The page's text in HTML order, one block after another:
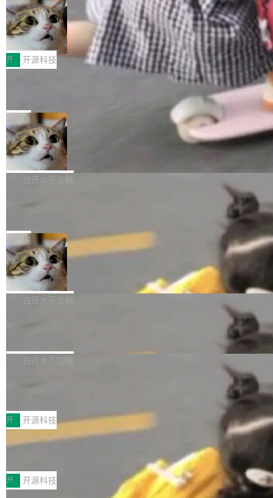
哪些组合有效，作者说，你得靠"文档、校验、或
者部落知识"。 换个写法。Rust 的 enum，两个
变体：Switchable...
有科技公司做的一样。只不过，实际上它不一
样。这是 Sandstorm.io 的重制版，我十年前的
那个创业公司。不同的是，这次它构建在 Cloudf
lare Workers 上——我花了九年时间搭建的平台
——并且深度集成了 AI。这基本上是我十年秘密
Workers 和 Durable Objects 的守护进程。 设
计思路很直接：每个对象是一个独立的 SQLite
数据库，按名称寻址，复制到你自己的 S3 兼容
存储库里。节点之间只通过这个存储库协调——
没有控制平面，没有共识协议。每个对象自带一
个小型数据库，应用天然按分片构建，单个数据
库的竞争和爆炸半径问题在设计层面就被消除
了。 闲置的 cell 会休眠到几乎不占资源。当 cel
l 迁移或唤醒时，新宿主从 S3 恢复 SQLite 数据
库继续执行。存储库是持久化的唯一真相...
鲁大师7月新机性能/流畅/AI榜：vivo夺
性能、流畅双第一，三星Galaxy Z系列
新折叠缺席
2026年7月的手机市场，由于存储等硬件成本暴
增，手机厂商的日子也不好过啊，新机速度明显
放缓，因此硝烟味淡了许多。新机参数规格除开
高价的三星折叠（三星Galaxy Z Fold8 Ultra / Z
Fold8 / Z Flip8）外，其余要么是中低端机器，
例如iQOO Z11i、REDMI Note 17、REDMI No
te 17 Pro、OPPO K15，要么是vivo X300 E这
样的次旗舰。 Galaxy Z Fold8 Ultra / Z Fold8 /
Z Flip8三款折叠屏新机均在7月22日发布，且全
部搭载骁龙8 Elite Gen5 for Galaxy，它们本该
开 开源科技
Zed 编辑器团队发布了新项目——DeltaDB，一
个在 git commit 之间记录每一次编辑操作的版
本控制系统。目前处于 Early Access 阶段。 De
ltaDB 的核心思路直接写在 landing page 最显
眼的位置：「Software is made between com
mits」——软件是在 commit 之间写出来的。git
是把这段空隙补上。 回退到任何一次编辑：Delt
aDB 捕获 commit 之间的每一次操作，...
局
SpaceXAI 单季资本开支达 183 亿美元
根据风险投资人Tomer Tunguz 博客（VC 分
析）披露的最新分析与第二季度业绩报告，Spac
微软同期总资本开支的四成。 与亚马逊、Alpha
bet、微软以及 Meta 等传统科技巨头相比，Spa
ceXAI的资金消耗速度尤为引人瞩目。然而，支
撑庞大支出的资金来源却呈现出截然不同的面
貌。数据显示，微软和 Meta 主要依托充沛的经
白开水不加糖
一个在终端里运行的编程 agent；Muse Spark
1.2，驱动这个 agent 的新模型。一句话概括：
你可以用 curl -fsSL https://dev.meta.ai/install.
sh | bash 安装一个能在大项目里自动规划、写
代码、验证结果的 AI 终端工具。 据介绍，Muse
个主 agent 循环，外加一组后台 agent。这些后
局
美团开源 LoHoSearch，用知识图谱校
准 AI 能力认知
机器出题的前提，是让机器拥有全局视野。整个
构建流程可以分为四个环节：建图 → 控制难度
白开水不加糖
库，并将作为transport接入Mooncake TENT。
MPComm将作为一种传输引擎接入Mooncake T
ENT，实现零拷贝传输性能提升30%、非零拷贝
传输性能最高提升5倍。UCL-MPComm底层基
于自研UCL-Engine通信引擎，后续腾讯网平将
持续开源更多基于UCL-Engine的高性能通信组
件。 腾讯网平团队在UCL-MPComm中实现了一
白开水不加糖
型案例入选名单》，深信服“面向企业研发场景的
开源 AI 编程平台 CoStrict 应用”凭借卓越的技术
创新与落地成效成功入选。 全链路私有化部署，
助力企业AI研发安全落地 当前，越来越多企业已
经开始引入 AI Coding 工具，通过调用公有云模
型或企业内部部署模型提升研发效率。但随着 AI
开 开源科技
深信服AI算力网关入选工信部人工智能
前不久，工业和信息化部正式发布《2025年人工
智能应用典型案例名单》，集中展示人工智能在
各领域的应用成果，覆盖技术底座、行业赋能、
开 开源科技